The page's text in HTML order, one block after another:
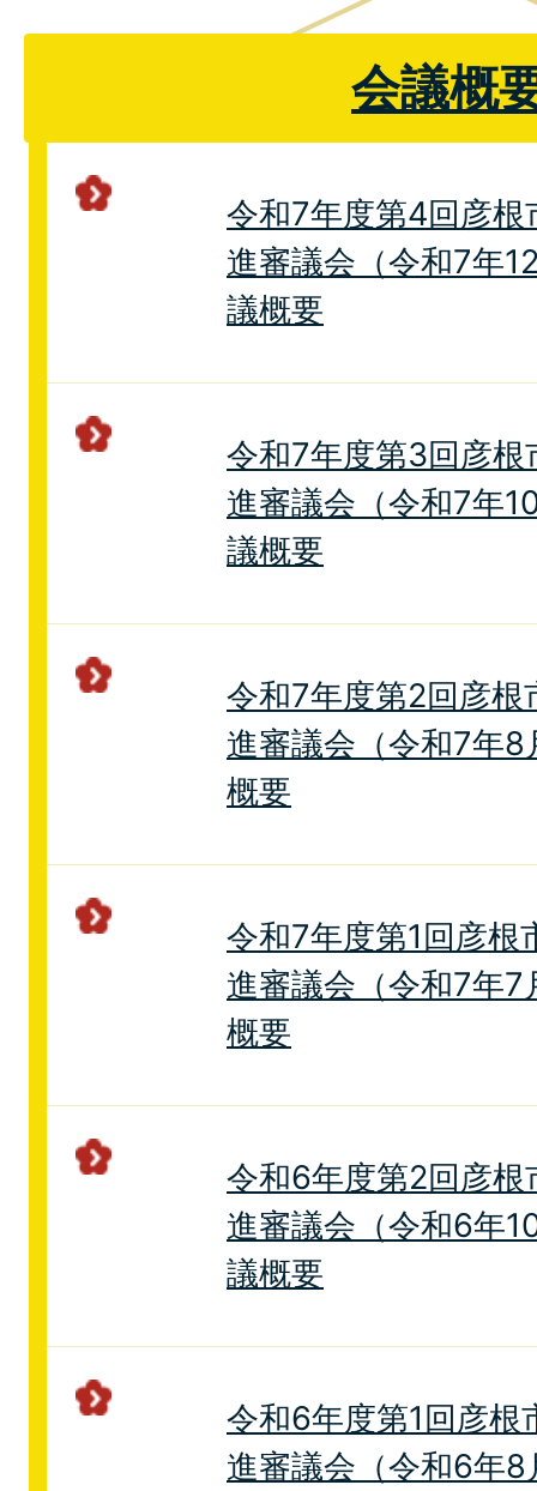
会議概
令和7年度第4回彦根
進審議会（令和7年
議概要
令和7年度第3回彦根
進審議会（令和7年
議概要
令和7年度第2回彦根
進審議会（令和7年
概要
令和7年度第1回彦根
進審議会（令和7年7
概要
令和6年度第2回彦根
進審議会（令和6年
議概要
令和6年度第1回彦根
進審議会（令和6年